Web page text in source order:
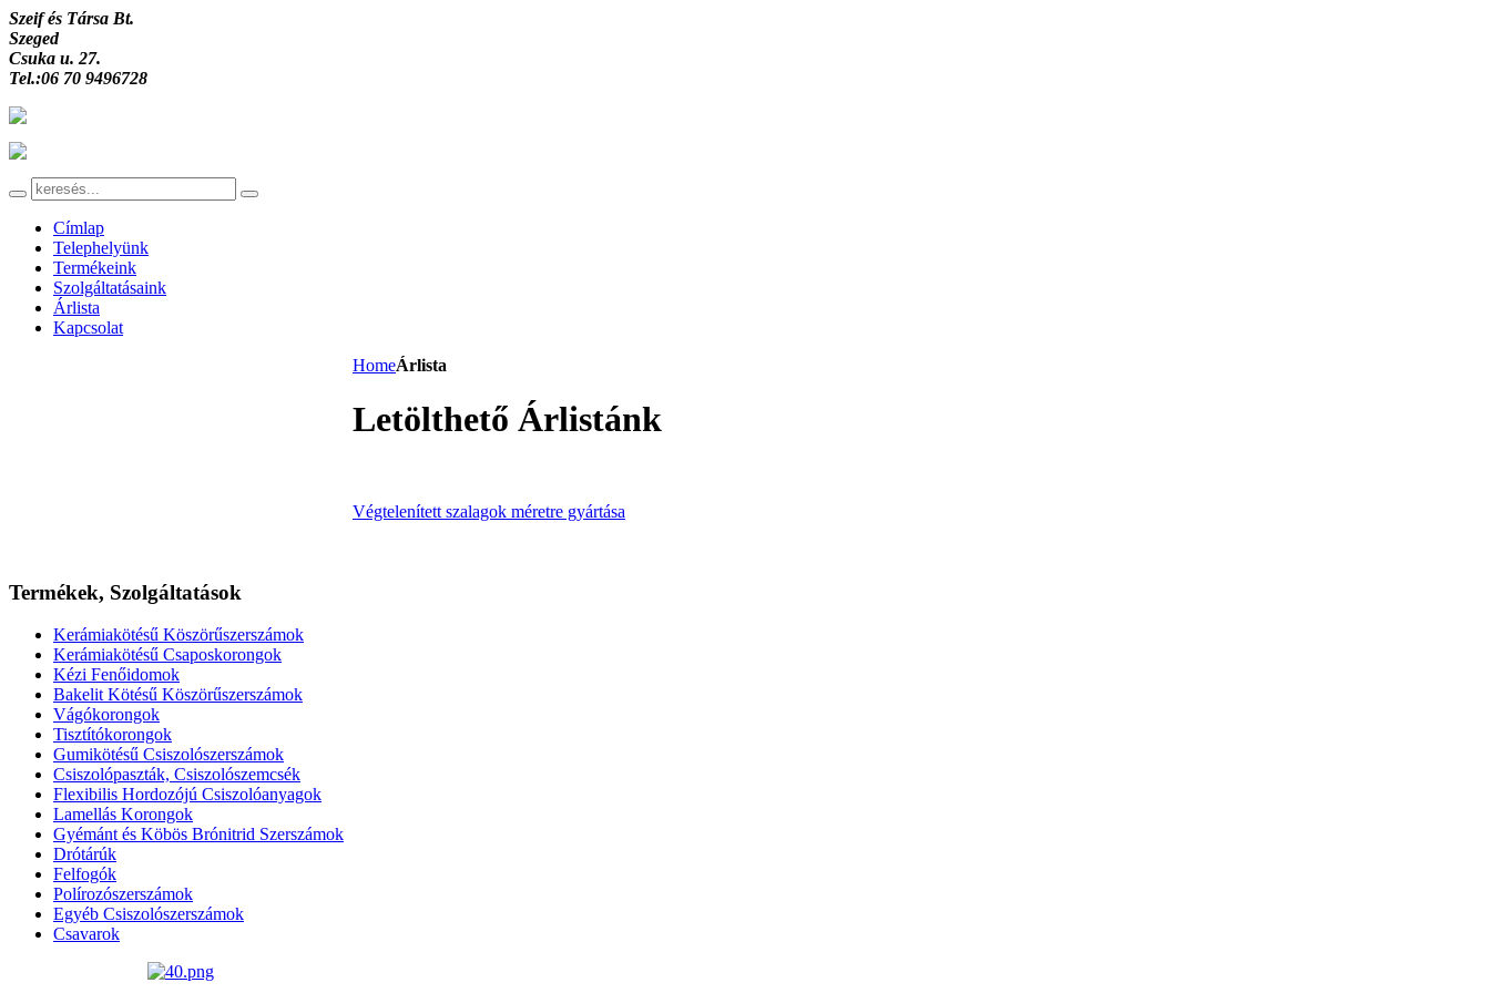
Szeif és Társa Bt.
Szeged
Csuka u. 27.
Tel.:06 70 9496728
Címlap
Telephelyünk
Termékeink
Szolgáltatásaink
Árlista
Kapcsolat
HomeÁrlista
Letölthető Árlistánk
Végtelenített szalagok méretre gyártása
Termékek, Szolgáltatások
Kerámiakötésű Köszörűszerszámok
Kerámiakötésű Csaposkorongok
Kézi Fenőidomok
Bakelit Kötésű Köszörűszerszámok
Vágókorongok
Tisztítókorongok
Gumikötésű Csiszolószerszámok
Csiszolópaszták, Csiszolószemcsék
Flexibilis Hordozójú Csiszolóanyagok
Lamellás Korongok
Gyémánt és Köbös Brónitrid Szerszámok
Drótárúk
Felfogók
Polírozószerszámok
Egyéb Csiszolószerszámok
Csavarok